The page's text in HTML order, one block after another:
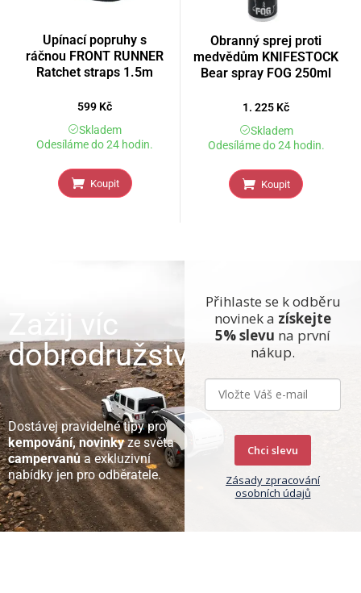
Upínací popruhy s
ráčnou FRONT RUNNER
Ratchet straps 1.5m
599 Kč
Skladem
Odesíláme do 24 hodin.
Koupit
Obranný sprej proti
medvědům KNIFESTOCK
Bear spray FOG 250ml
1. 225 Kč
Skladem
Odesíláme do 24 hodin.
Koupit
Zažij víc
dobrodružství
Dostávej pravidelné tipy pro
kempování, novinkyze světa
campervanůa exkluzivní
nabídky jen pro odběratele.
Přihlaste se k odběru
novinek a získejte
5% slevu na první
nákup.
Chci slevu
Zásady zpracování
osobních údajů